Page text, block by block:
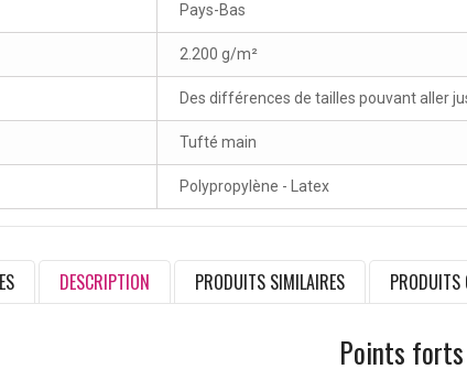
Pays-Bas
2.200 g/m²
Des différences de tailles pouvant aller
Tufté main
Polypropylène - Latex
DESCRIPTION PRODUITS SIMILAIRES PRODUITS
Points forts